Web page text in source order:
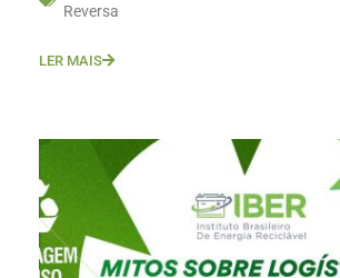
Reversa
LER MAIS